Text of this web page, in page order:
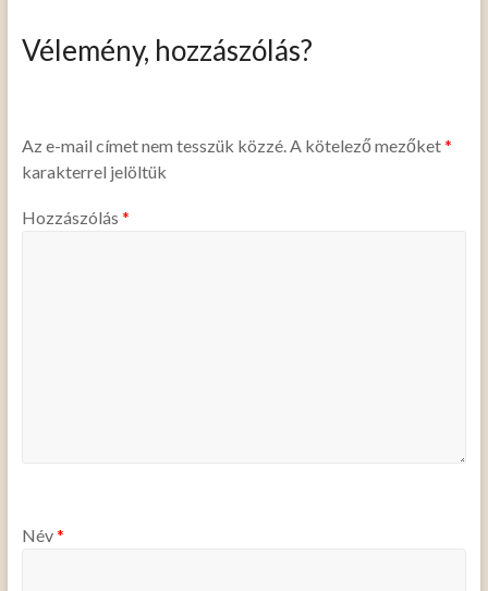
Vélemény, hozzászólás?
Az e-mail címet nem tesszük közzé.A kötelező mezőket*
karakterrel jelöltük
Hozzászólás *
Név*